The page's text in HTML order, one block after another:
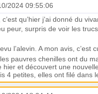
2024 09:55:06
qu’hier j’ai donné du
peur, surpris de voir les
l’alevin. A mon avis, c’est
pauvres chenilles ont du
hier et découvert une
4 petites, elles ont filé